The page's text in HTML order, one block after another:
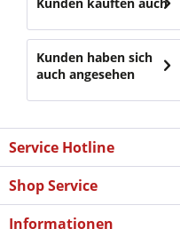
Kunden haben sich
auch angesehen
Service Hotline
Shop Service
Informationen